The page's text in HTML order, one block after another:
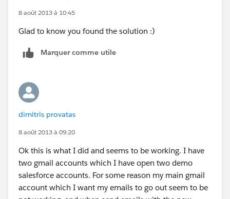
8 août 2013 à 10:45
Glad to know you found the solution :)
Marquer comme utile
dimitris provatas
8 août 2013 à 09:20
Ok this is what I did and seems to be working. I have
two gmail accounts which I have open two demo
salesforce accounts. For some reason my main gmail
account which I want my emails to go out seem to be